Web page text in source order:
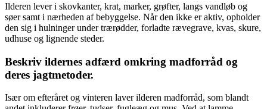
Ilderen lever i skovkanter, krat, marker, grøfter, langs vandløb og
søer samt i nærheden af bebyggelse. Når den ikke er aktiv, opholder
den sig i hulninger under trærødder, forladte rævegrave, kvas, skure,
udhuse og lignende steder.
Beskriv ildernes adfærd omkring madforråd og
deres jagtmetoder.
Især om efteråret og vinteren laver ilderen madforråd, som blandt